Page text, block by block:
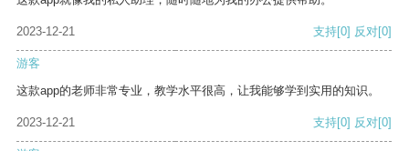
2023-12-21 支持[0] 反对[0]
游客
这款app的老师非常专业，教学水平很高，让我能够学到实用的知识。
2023-12-21 支持[0] 反对[0]